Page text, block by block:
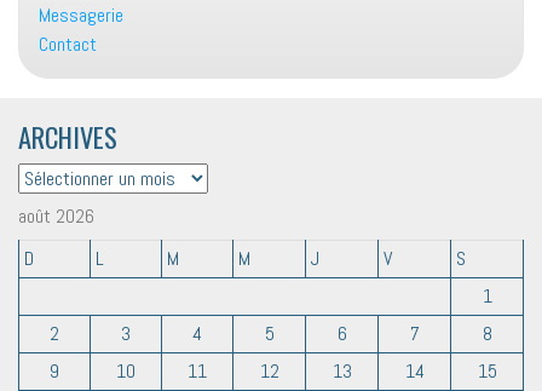
Messagerie
Contact
ARCHIVES
ARCHIVES
août 2026
D
L M M J V
S
1
2
3 4 5 6 7
8
9
10 11 12 13 14 15